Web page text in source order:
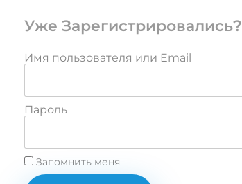
Уже Зарегистрировались?
Имя пользователя или Email
Пароль
Запомнить меня